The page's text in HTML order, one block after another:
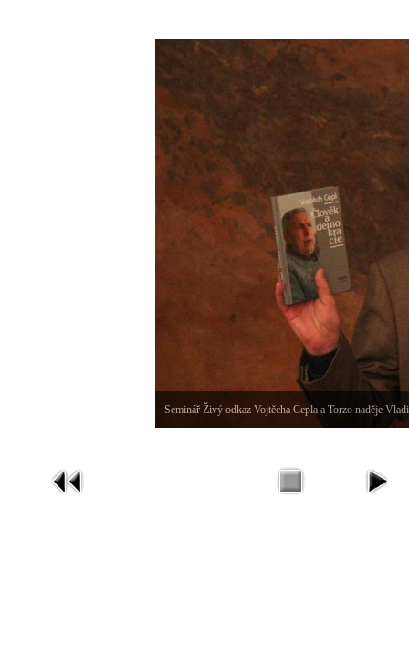
Seminář Živý odkaz Vojtěcha Cepla a Torzo naděje